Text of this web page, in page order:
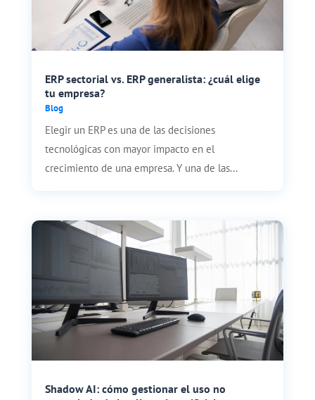
ERP sectorial vs. ERP generalista: ¿cuál elige
tu empresa?
Blog
Elegir un ERP es una de las decisiones
tecnológicas con mayor impacto en el
crecimiento de una empresa. Y una de las...
Shadow AI: cómo gestionar el uso no